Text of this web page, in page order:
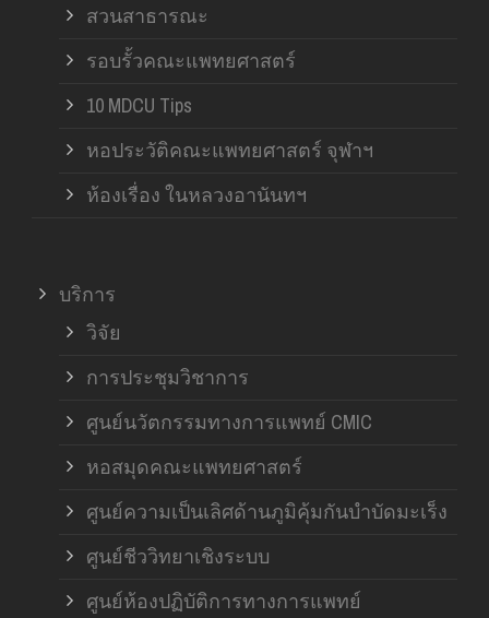
สวนสาธารณะ
รอบรั้วคณะแพทยศาสตร์
10 MDCU Tips
หอประวัติคณะแพทยศาสตร์ จุฬาฯ
ห้องเรื่อง ในหลวงอานันทฯ
บริการ
วิจัย
การประชุมวิชาการ
ศูนย์นวัตกรรมทางการแพทย์ CMIC
หอสมุดคณะแพทยศาสตร์
ศูนย์ความเป็นเลิศด้านภูมิคุ้มกันบำบัดมะเร็ง
ศูนย์ชีววิทยาเชิงระบบ
ศูนย์ห้องปฏิบัติการทางการแพทย์